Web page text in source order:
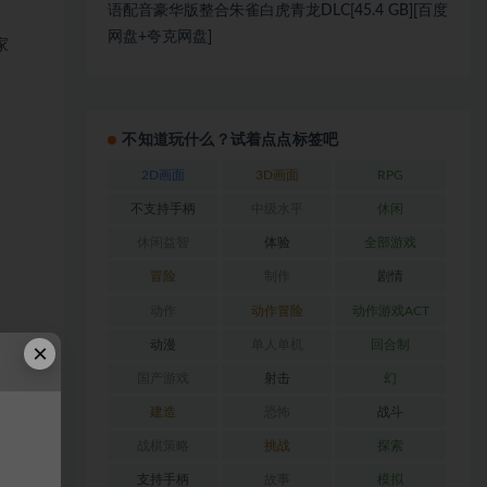
语配音豪华版整合朱雀白虎青龙DLC[45.4 GB][百度
网盘+夸克网盘]
不知道玩什么？试着点点标签吧
2D画面 3D画面 RPG
不支持手柄 休闲
体验 全部游戏
冒险 剧情
动作冒险 动作游戏ACT
动漫 回合制
射击 幻
建造 战斗
挑战 探索
支持手柄 模拟
×